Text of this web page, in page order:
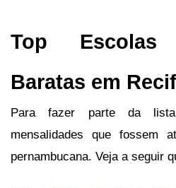
﻿Top Escolas
Baratas em
Para fazer parte da
mensalidades que fossem
pernambucana. Veja a seguir